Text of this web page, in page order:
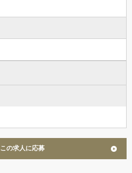
この求人に応募